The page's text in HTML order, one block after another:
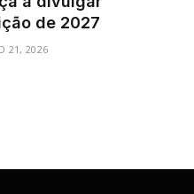
de 2027
21, 2026